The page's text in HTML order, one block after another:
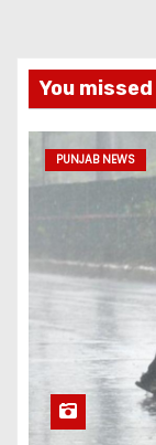
You missed
PUNJAB NEWS